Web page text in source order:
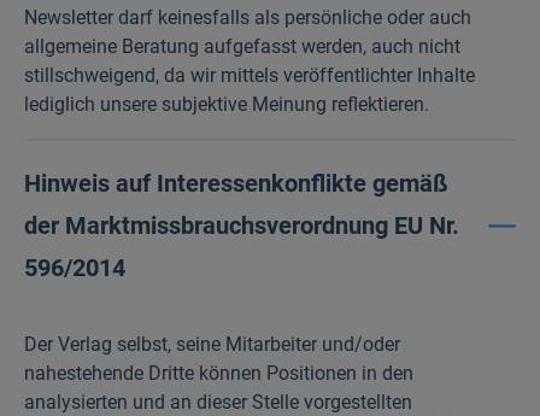
Newsletter darf keinesfalls als persönliche oder auch
allgemeine Beratung aufgefasst werden, auch nicht
stillschweigend, da wir mittels veröffentlichter Inhalte
lediglich unsere subjektive Meinung reflektieren.
Hinweis auf Interessenkonflikte gemäß
der Marktmissbrauchsverordnung EU Nr.
596/2014
Der Verlag selbst, seine Mitarbeiter und/oder
nahestehende Dritte können Positionen in den
analysierten und an dieser Stelle vorgestellten